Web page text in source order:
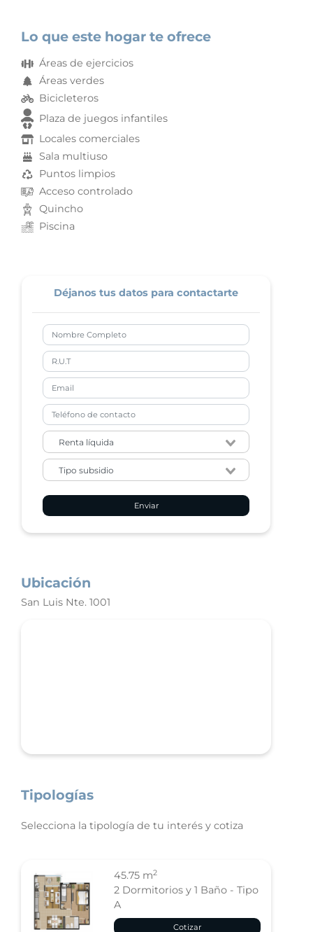
Lo que este hogar te ofrece
Áreas de ejercicios
Áreas verdes
Bicicleteros
Plaza de juegos infantiles
Locales comerciales
Sala multiuso
Puntos limpios
Acceso controlado
Quincho
Piscina
Déjanos tus datos para contactarte
Enviar
Ubicación
San Luis Nte. 1001
Tipologías
Selecciona la tipología de tu interés y cotiza
45.75 m2
2 Dormitorios y 1 Baño - Tipo
A
Cotizar